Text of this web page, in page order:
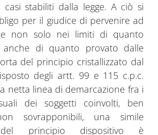
casi stabiliti dalla legge. A ciò si
per il giudice di pervenire ad
non solo nei limiti di quanto
anche di quanto provato dalle
del principio cristallizzato dal
degli artt. 99 e 115 c.p.c.
netta linea di demarcazione fra i
dei soggetti coinvolti, ben
sovrapponibili, una simile
del principio dispositivo è